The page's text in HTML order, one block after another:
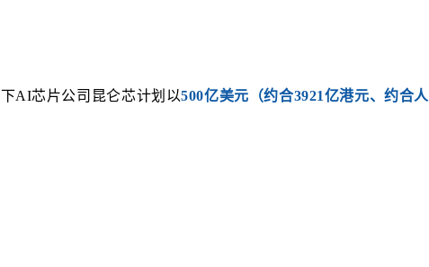
AI芯片公司昆仑芯计划以500亿美元（约合3921亿港元、约合人